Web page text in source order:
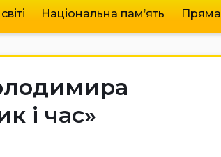
Національна пам’ять
і час»